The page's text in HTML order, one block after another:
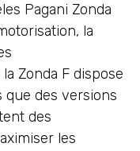
Pagani Zonda
la
Zonda F dispose
que des versions
des
les